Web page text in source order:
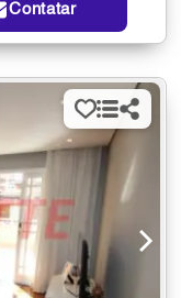
Contatar